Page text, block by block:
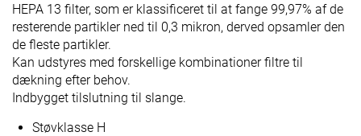
HEPA 13 filter, som er klassificeret til at fange 99,97% af de
resterende partikler ned til 0,3 mikron, derved opsamler den
de fleste partikler.
Kan udstyres med forskellige kombinationer filtre til
dækning efter behov.
Indbygget tilslutning til slange.
Støvklasse H